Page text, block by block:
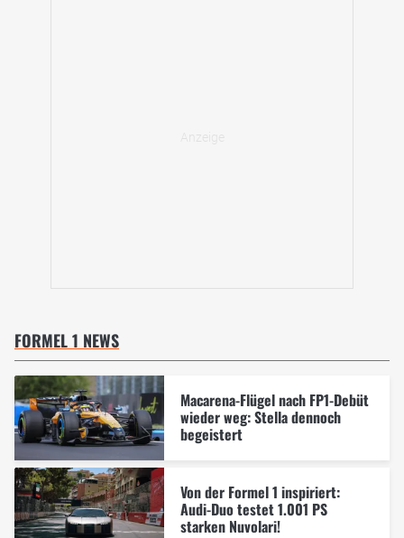
FORMEL 1 NEWS
Macarena-Flügel nach FP1-Debüt
wieder weg: Stella dennoch
begeistert
Von der Formel 1 inspiriert:
Audi-Duo testet 1.001 PS
starken Nuvolari!